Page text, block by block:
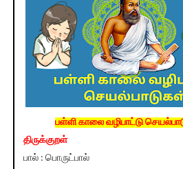
பள்ளி காலை வழிபாட்டு
திருக்குறள்
பால் : பொருட்பால்